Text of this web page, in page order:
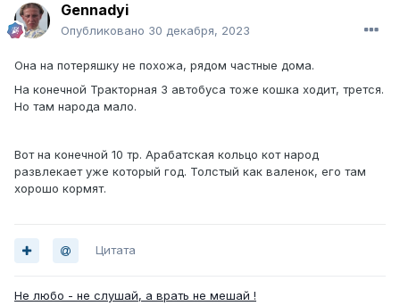
Gennadyi
Опубликовано 30 декабря, 2023
Она на потеряшку не похожа, рядом частные дома.
На конечной Тракторная 3 автобуса тоже кошка ходит, трется.
Но там народа мало.
Вот на конечной 10 тр. Арабатская кольцо кот народ
развлекает уже который год. Толстый как валенок, его там
хорошо кормят.
Цитата
Не любо - не слушай, а врать не мешай !